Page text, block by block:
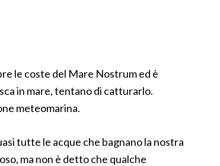
le coste del Mare Nostrum ed è
in mare, tentano di catturarlo.
meteomarina.
tutte le acque che bagnano la nostra
ma non è detto che qualche